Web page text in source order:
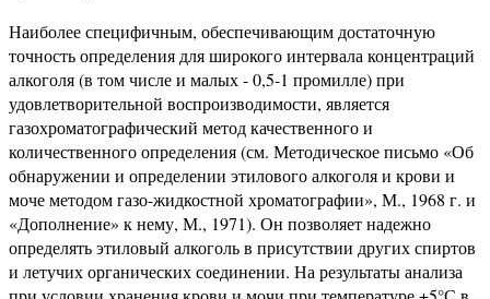
Наиболее специфичным, обеспечивающим достаточную
точность определения для широкого интервала концентраций
алкоголя (в том числе и малых - 0,5-1 промилле) при
удовлетворительной воспроизводимости, является
газохроматографический метод качественного и
количественного определения (см. Методическое письмо «Об
обнаружении и определении этилового алкоголя и крови и
моче методом газо-жидкостной хроматографии», М., 1968 г. и
«Дополнение» к нему, М., 1971). Он позволяет надежно
определять этиловый алкоголь в присутствии других спиртов
и летучих органических соединении. На результаты анализа